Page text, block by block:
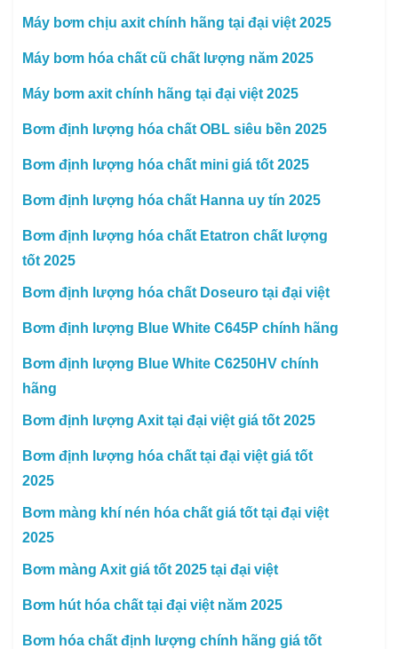
Máy bơm chịu axit chính hãng tại đại việt 2025
Máy bơm hóa chất cũ chất lượng năm 2025
Máy bơm axit chính hãng tại đại việt 2025
Bơm định lượng hóa chất OBL siêu bền 2025
Bơm định lượng hóa chất mini giá tốt 2025
Bơm định lượng hóa chất Hanna uy tín 2025
Bơm định lượng hóa chất Etatron chất lượng
tốt 2025
Bơm định lượng hóa chất Doseuro tại đại việt
Bơm định lượng Blue White C645P chính hãng
Bơm định lượng Blue White C6250HV chính
hãng
Bơm định lượng Axit tại đại việt giá tốt 2025
Bơm định lượng hóa chất tại đại việt giá tốt
2025
Bơm màng khí nén hóa chất giá tốt tại đại việt
2025
Bơm màng Axit giá tốt 2025 tại đại việt
Bơm hút hóa chất tại đại việt năm 2025
Bơm hóa chất định lượng chính hãng giá tốt